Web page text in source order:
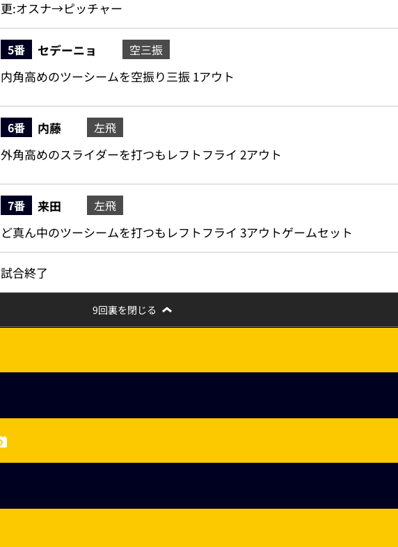
更:オスナ→ピッチャー
5番 セデーニョ 空三振
内角高めのツーシームを空振り三振 1アウト
6番 内藤 左飛
外角高めのスライダーを打つもレフトフライ 2アウト
7番 来田 左飛
ど真ん中のツーシームを打つもレフトフライ 3アウトゲームセット
試合終了
9回裏を閉じる